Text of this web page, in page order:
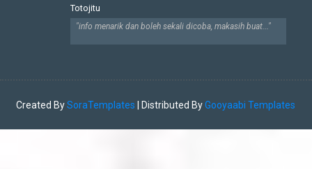
Totojitu
"info menarik dan boleh sekali dicoba, makasih buat..."
Created BySoraTemplates | Distributed ByGooyaabi Templates